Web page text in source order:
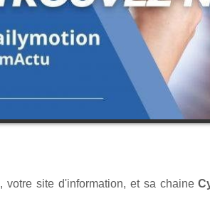
, votre site d'information, et sa chaine